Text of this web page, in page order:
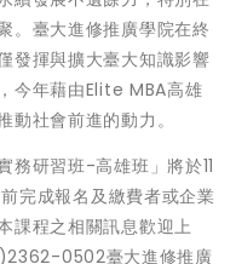
。臺大進修推廣學院在終
發揮與擴大臺大知識影響
今年藉由Elite MBA高雄
社會前進的動力。
務研習班-高雄班」將於11
完成報名及繳費者或企業
課程之相關訊息歡迎上
0502臺大進修推廣